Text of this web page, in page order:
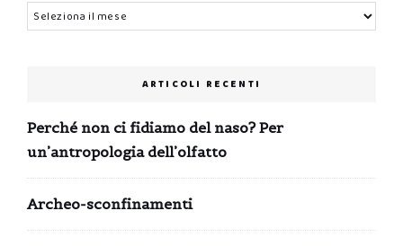
Archivi
ARTICOLI RECENTI
Perché non ci fidiamo del naso? Per
un’antropologia dell’olfatto
Archeo-sconfinamenti